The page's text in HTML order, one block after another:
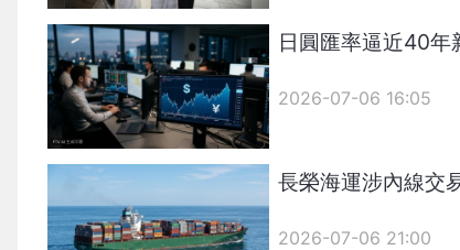
日圓匯率逼近40
2026-07-06 16:05
長榮海運涉內線交
2026-07-06 21:00